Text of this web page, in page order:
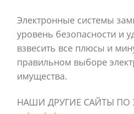
Электронные системы
уровень безопасности и
взвесить все плюсы и
правильном выборе
имущества.
НАШИ ДРУГИЕ САЙТЫ